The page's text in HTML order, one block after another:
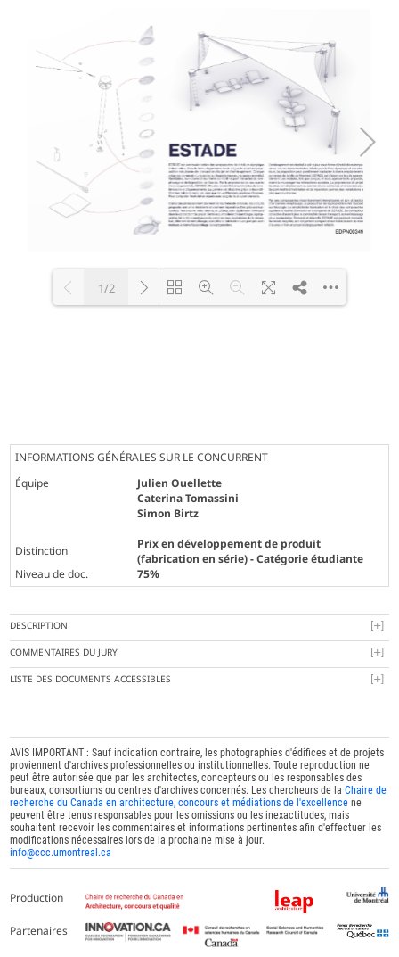
1/2
INFORMATIONS GÉNÉRALES SUR LE CONCURRENT
Équipe
Julien Ouellette
Caterina Tomassini
Simon Birtz
Distinction
Prix en développement de produit
(fabrication en série) - Catégorie étudiante
Niveau de doc.
75%
DESCRIPTION
COMMENTAIRES DU JURY
LISTE DES DOCUMENTS ACCESSIBLES
AVIS IMPORTANT : Sauf indication contraire, les photographies d'édifices et de projets
proviennent d'archives professionnelles ou institutionnelles. Toute reproduction ne
peut être autorisée que par les architectes, concepteurs ou les responsables des
bureaux, consortiums ou centres d'archives concernés. Les chercheurs de laChaire de
recherche du Canada en architecture, concours et médiations de l'excellence ne
peuvent être tenus responsables pour les omissions ou les inexactitudes, mais
souhaitent recevoir les commentaires et informations pertinentes afin d'effectuer les
modifications nécessaires lors de la prochaine mise à jour.
info@ccc.umontreal.ca
Production
Partenaires